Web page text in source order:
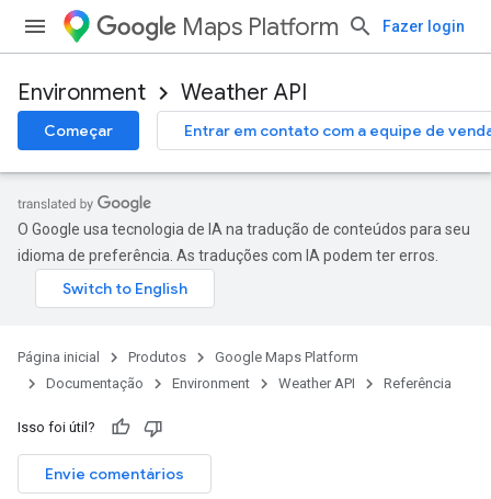
Maps Platform Fazer login
Environment Weather API
Começar Entrar em contato com a equipe de
O Google usa tecnologia de IA na tradução de conteúdos para seu
idioma de preferência. As traduções com IA podem ter erros.
Página inicial Produtos
Google Maps Platform
Documentação
Environment Weather API Referência
Isso foi útil?
Envie comentários